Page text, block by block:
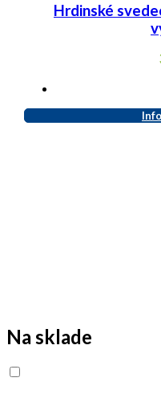
Hrdinské
Na sklade